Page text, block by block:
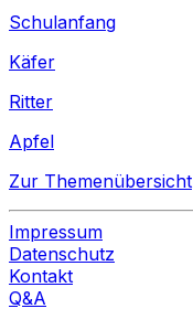
Schulanfang
Käfer
Ritter
Apfel
Zur Themenübersicht
Impressum
Datenschutz
Kontakt
Q&A